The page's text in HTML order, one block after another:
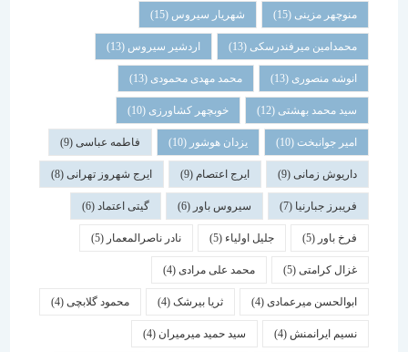
منوچهر مزینی(15) شهریار سیروس(15)
محمدامین میرفندرسکی(13) اردشیر سیروس(13)
انوشه منصوری(13) محمد مهدی محمودی(13)
سید محمد بهشتی(12) خوبچهر کشاورزی(10)
امیر جوانبخت(10) یزدان هوشور(10) فاطمه عباسی(9)
داریوش زمانی(9) ایرج اعتصام(9) ایرج شهروز تهرانی(8)
فریبرز جبارنیا(7) سیروس باور(6) گیتی اعتماد(6)
فرخ باور(5) جلیل اولیاء(5) نادر ناصرالمعمار (5)
غزال کرامتی(5) محمد علی مرادی(4)
ابوالحسن میرعمادی(4) ثریا بیرشک(4) محمود گلابچی(4)
نسیم ایرانمنش(4) سید حمید میرمیران(4)